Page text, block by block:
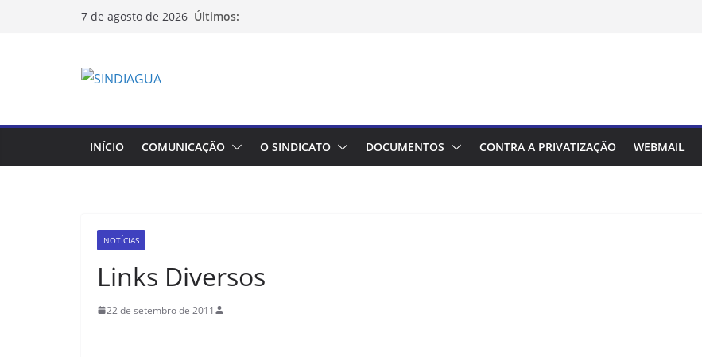
7 de agosto de 2026 Últimos:
INÍCIO COMUNICAÇÃO O SINDICATO DOCUMENTOS CONTRA A PRIVATIZAÇÃO WEBMAIL
NOTÍCIAS
Links Diversos
22 de setembro de 2011